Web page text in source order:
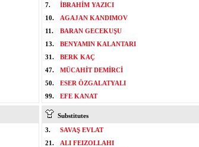
7.
İBRAHİM YAZICI
10.
AGAJAN KANDIMOV
11.
BARAN GECEKUŞU
13.
BENYAMIN KALANTARI
31.
BERK KAÇ
47.
MÜCAHİT DEMİRCİ
50.
ESER ÖZGALATYALI
99.
EFE KANAT
Substitutes
3.
SAVAŞ EVLAT
21.
ALI FEIZOLLAHI